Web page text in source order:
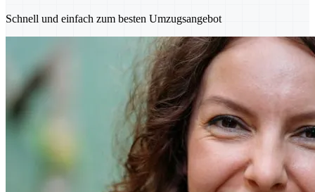
Schnell und einfach zum besten Umzugsangebot